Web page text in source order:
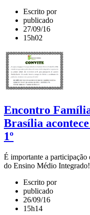
Escrito por
publicado
27/09/16
15h02
Encontro
Brasília
1º
É importante a participação
do Ensino Médio Integrado!
Escrito por
publicado
26/09/16
15h14